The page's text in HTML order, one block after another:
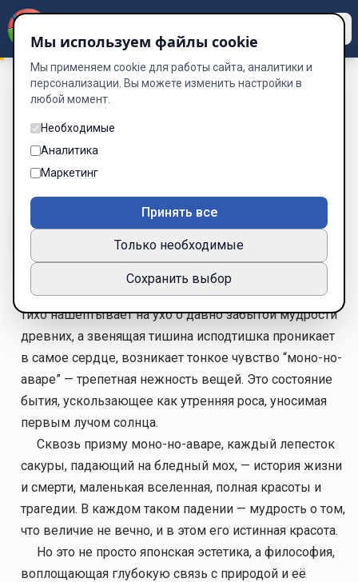
Впрыгнуть в дзен
Моно-но-аваре: Печальное
очарование
Глава 14 из 20
A- A+ Тема Шрифт
В тихом саду размышлений, где нежный ветер
тихо нашёптывает на ухо о давно забытой мудрости
древних, а звенящая тишина исподтишка проникает
в самое сердце, возникает тонкое чувство “моно-но-
аваре” — трепетная нежность вещей. Это состояние
бытия, ускользающее как утренняя роса, уносимая
первым лучом солнца.
Сквозь призму моно-но-аваре, каждый лепесток
сакуры, падающий на бледный мох, — история жизни
и смерти, маленькая вселенная, полная красоты и
трагедии. В каждом таком падении — мудрость о том,
что величие не вечно, и в этом его истинная красота.
Но это не просто японская эстетика, а философия,
воплощающая глубокую связь с природой и её
Мы используем файлы cookie
Мы применяем cookie для работы сайта, аналитики и
персонализации. Вы можете изменить настройки в
любой момент.
Необходимые
Аналитика
Маркетинг
Принять все
Только необходимые
Сохранить выбор